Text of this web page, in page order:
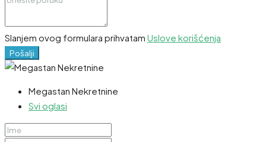
Slanjem ovog formulara prihvatam Uslove korišćenja
Pošalji
Megastan Nekretnine
Svi oglasi